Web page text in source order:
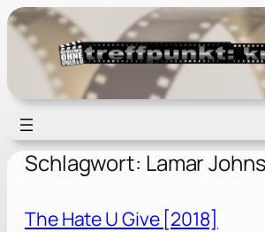
Zum
Inhalt
springen
Schlagwort: Lamar
The Hate U Give [2018]